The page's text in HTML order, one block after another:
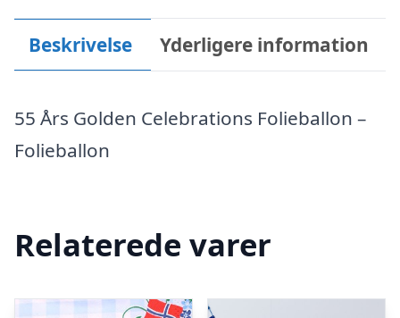
Beskrivelse Yderligere information
55 Års Golden Celebrations Folieballon –
Folieballon
Relaterede varer